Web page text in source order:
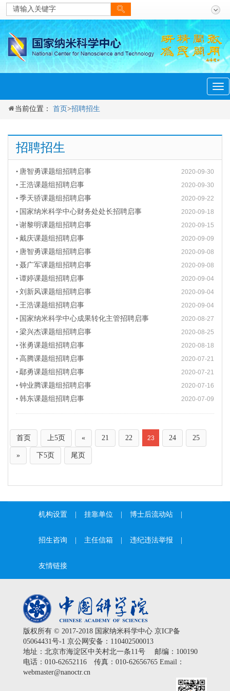
menu
当前位置： 首页>招聘招生
招聘招生
• 唐智勇课题组招聘启事
2020-09-30
• 王浩课题组招聘启事
2020-09-30
• 季天骄课题组招聘启事
2020-09-22
• 国家纳米科学中心财务处处长招聘启事
2020-09-18
• 谢黎明课题组招聘启事
2020-09-15
• 戴庆课题组招聘启事
2020-09-09
• 唐智勇课题组招聘启事
2020-09-08
• 聂广军课题组招聘启事
2020-09-08
• 谭婷课题组招聘启事
2020-09-04
• 刘新风课题组招聘启事
2020-09-04
• 王浩课题组招聘启事
2020-09-04
• 国家纳米科学中心成果转化主管招聘启事
2020-08-27
• 梁兴杰课题组招聘启事
2020-08-25
• 张勇课题组招聘启事
2020-08-18
• 高腾课题组招聘启事
2020-07-21
• 鄢勇课题组招聘启事
2020-07-21
• 钟业腾课题组招聘启事
2020-07-16
• 韩东课题组招聘启事 2020-07-09
首页 上5页 « 21 22 23 24 25
» 下5页 尾页
机构设置 挂靠单位 博士后流动站
招生咨询 主任信箱 违纪违法举报
友情链接
版权所有 © 2017-2018 国家纳米科学中心 京ICP备
05064431号-1 京公网安备：110402500013
地址：北京市海淀区中关村北一条11号 邮编：100190
电话：010-62652116 传真：010-62656765 Email：
webmaster@nanoctr.cn